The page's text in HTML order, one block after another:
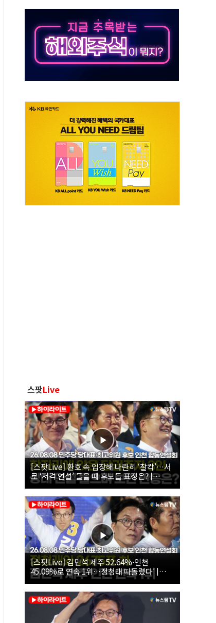
석..."국제적 시민 연대로 목소리 내야"
60대 나흘만에 숨진 채 발견
10대 아들 체포
정청래…제주 연설서 신경전 고조
스팟Live
[스팟Live] 환호 속 입장해 나란히 ‘찰칵’…서
로 ‘저격 연설’ 들을 때 후보들 표정은? |
26.08.08 더불어민주당 당대표·최고위원 후
보 인천 합동연설회
[스팟Live] 김민석 제주 52.64%·인천
45.09%로 연속 1위…정청래 따돌렸다’ |
26.08.08 더불어민주당 당대표·최고위원 후
보 인천 합동연설회